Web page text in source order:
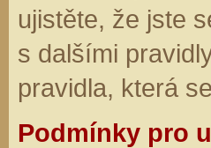
ujistěte, že jste
s dalšími
pravidla, která
Podmínky pro